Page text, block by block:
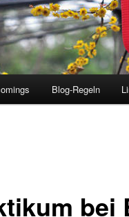
Blog-Regeln
bei